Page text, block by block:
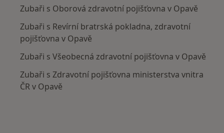
Zubaři s Oborová zdravotní pojišťovna v Opavě
Zubaři s Revírní bratrská pokladna, zdravotní
pojišťovna v Opavě
Zubaři s Všeobecná zdravotní pojišťovna v Opavě
Zubaři s Zdravotní pojišťovna ministerstva vnitra
ČR v Opavě